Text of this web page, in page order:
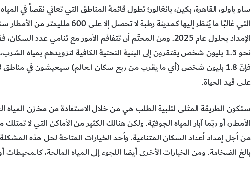
ساو باولو، القاهرة، بكين، بانغالور؛ تطول قائمة المناطق التي تعاني نقصاً في
التي غالبًا ما يُنظر إليها كمدينة رطبة لا
فإنّ 1.8 بليون شخص (أي ما يقرب من ربع سكان العالم) سيعيشون في مناطق
على قيد الحياة.
ستكون الطريقة المثلى لتلبية الطلب هي من خلال الاستفادة من مخازن المياه
الأمطار، أو ربّما آبار المياه الجوفيّة. ولكن هنالك الكثير من الأماكن التي لا
من أجل إمداد أعداد السكان المتنامية. وأحد الخيارات المتاحة لحل هذه
بالغ الضخامة. ومن الخيارات الأخرى أيضا اللجوء إلى المياه المالحة، كالمحيطات